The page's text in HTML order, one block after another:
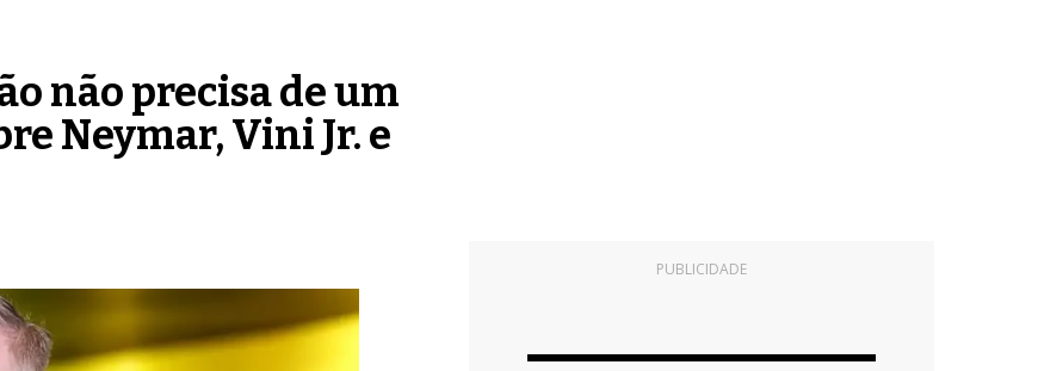
não precisa de um
Neymar, Vini Jr. e
PUBLICIDADE